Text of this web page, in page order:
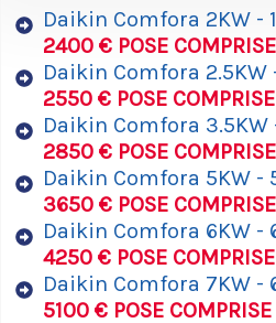
Daikin Comfora 2KW -
2400 € POSE COMPRISE
Daikin Comfora
2550 € POSE COMPRISE
Daikin Comfora
2850 € POSE COMPRISE
Daikin Comfora 5KW -
3650 € POSE COMPRISE
Daikin Comfora 6KW -
4250 € POSE COMPRISE
Daikin Comfora 7KW -
5100 € POSE COMPRISE